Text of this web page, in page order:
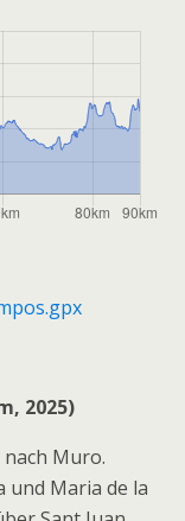
2025)
Muro.
und Maria de la